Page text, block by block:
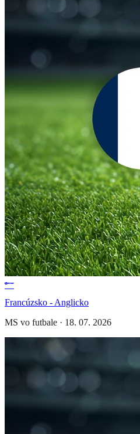
Francúzsko - Anglicko
MS vo futbale · 18. 07. 2026